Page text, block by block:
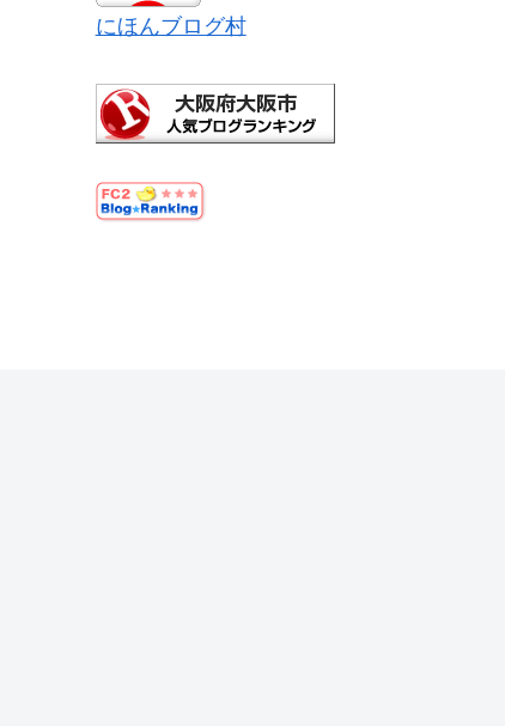
にほんブログ村